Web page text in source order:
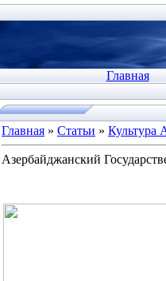
Главная
Главная » Статьи » Культура
Азербайджанский